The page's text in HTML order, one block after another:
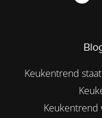
Keukentrend
Keukentrend